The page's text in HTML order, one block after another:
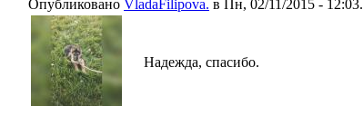
Опубликовано VladaFilipova. в Пн, 02/11/2015 - 12:03.
Надежда, спасибо.